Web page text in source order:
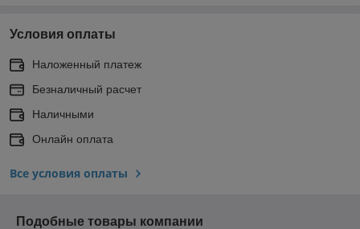
Условия оплаты
Наложенный платеж
Безналичный расчет
Наличными
Онлайн оплата
Все условия оплаты
Подобные товары компании